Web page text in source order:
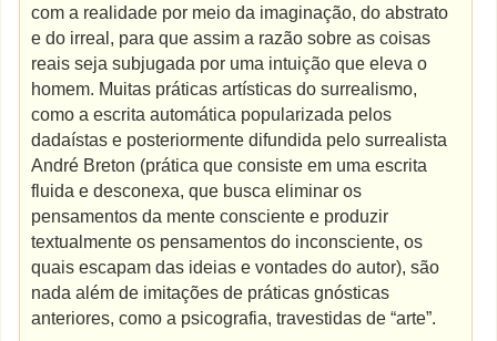
com a realidade por meio da imaginação, do abstrato
e do irreal, para que assim a razão sobre as coisas
reais seja subjugada por uma intuição que eleva o
homem. Muitas práticas artísticas do surrealismo,
como a escrita automática popularizada pelos
dadaístas e posteriormente difundida pelo surrealista
André Breton (prática que consiste em uma escrita
fluida e desconexa, que busca eliminar os
pensamentos da mente consciente e produzir
textualmente os pensamentos do inconsciente, os
quais escapam das ideias e vontades do autor), são
nada além de imitações de práticas gnósticas
anteriores, como a psicografia, travestidas de “arte”.